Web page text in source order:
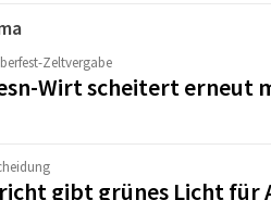
Zeltvergabe
Wirt scheitert erneut
gibt grünes Licht für